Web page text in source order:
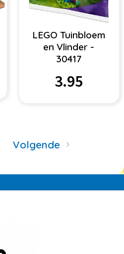
LEGO Tuinbloem
en Vlinder -
30417
3.95
Volgende